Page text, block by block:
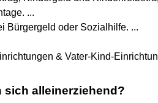
...
Bürgergeld oder Sozialhilfe. ...
& Vater-Kind-
sich alleinerziehend?